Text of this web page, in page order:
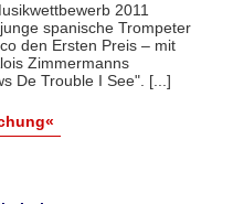
2011
spanische Trompeter
den Ersten Preis – mit
Zimmermanns
De Trouble I See". [...]